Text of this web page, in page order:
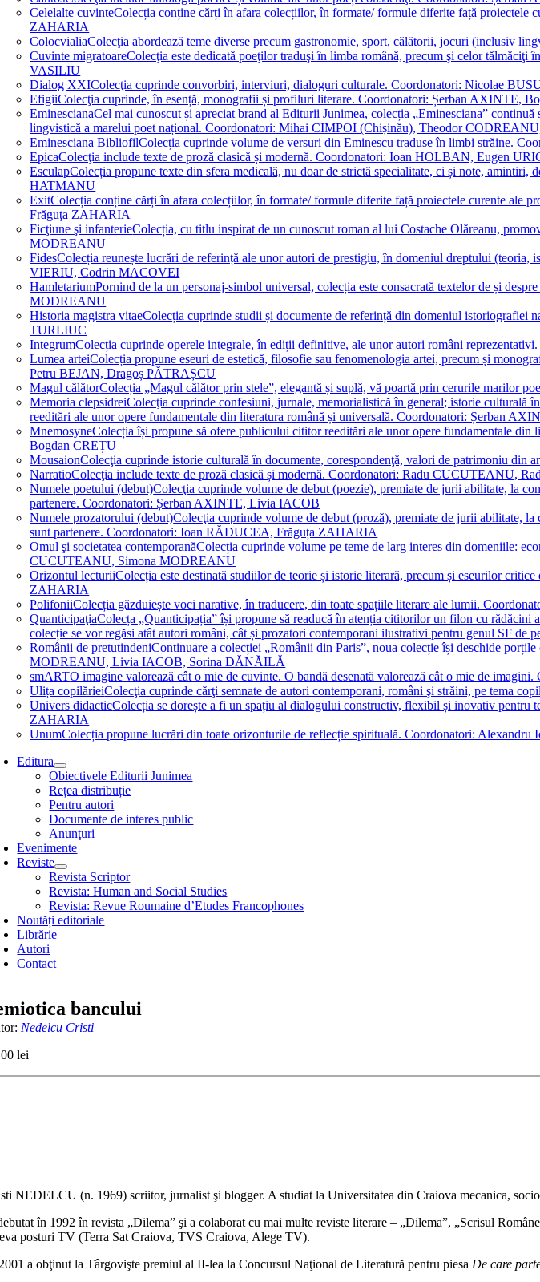
Celelalte cuvinteColecția conține cărți în afara colecțiilor, în formate/ formule diferite față
ZAHARIA
ColocvialiaColecţia abordează teme diverse precum gastronomie, sport, călătorii, jocuri (inclusiv
Cuvinte migratoareColecţia este dedicată poeţilor traduşi în limba română, precum şi celor
VASILIU
Dialog XXIColecţia cuprinde convorbiri, interviuri, dialoguri culturale. Coordonatori: Nicolae
EfigiiColecţia cuprinde, în esență, monografii și profiluri literare. Coordonatori: Șerban AXINTE,
EminescianaCel mai cunoscut și apreciat brand al Editurii Junimea, colecția „Eminesciana”
lingvistică a marelui poet național. Coordonatori: Mihai CIMPOI (Chișinău), Theodor
Eminesciana BibliofilColecția cuprinde volume de versuri din Eminescu traduse în limbi străine.
EpicaColecţia include texte de proză clasică și modernă. Coordonatori: Ioan HOLBAN, Eugen
EsculapColecția propune texte din sfera medicală, nu doar de strictă specialitate, ci și note,
HATMANU
ExitColecția conține cărți în afara colecțiilor, în formate/ formule diferite față proiectele curente
Frăguţa ZAHARIA
Ficţiune şi infanterieColecția, cu titlu inspirat de un cunoscut roman al lui Costache Olăreanu,
MODREANU
FidesColecția reunește lucrări de referință ale unor autori de prestigiu, în domeniul dreptului
VIERIU, Codrin MACOVEI
HamletariumPornind de la un personaj-simbol universal, colecția este consacrată textelor de și
MODREANU
Historia magistra vitaeColecția cuprinde studii și documente de referință din domeniul
TURLIUC
IntegrumColecția cuprinde operele integrale, în ediții definitive, ale unor autori români
Lumea arteiColecția propune eseuri de estetică, filosofie sau fenomenologia artei, precum și
Petru BEJAN, Dragoș PĂTRAȘCU
Magul călătorColecția „Magul călător prin stele”, elegantă și suplă, vă poartă prin cerurile marilor
Memoria clepsidreiColecţia cuprinde confesiuni, jurnale, memorialistică în general; istorie culturală
reeditări ale unor opere fundamentale din literatura română și universală. Coordonatori: Șerban
MnemosyneColecția își propune să ofere publicului cititor reeditări ale unor opere fundamentale
Bogdan CREȚU
MousaionColecţia cuprinde istorie culturală în documente, corespondenţă, valori de patrimoniu
NarratioColecţia include texte de proză clasică și modernă. Coordonatori: Radu CUCUTEANU,
Numele poetului (debut)Colecţia cuprinde volume de debut (poezie), premiate de jurii abilitate, la
partenere. Coordonatori: Șerban AXINTE, Livia IACOB
Numele prozatorului (debut)Colecţia cuprinde volume de debut (proză), premiate de jurii abilitate,
sunt partenere. Coordonatori: Ioan RĂDUCEA, Frăguța ZAHARIA
Omul şi societatea contemporanăColecția cuprinde volume pe teme de larg interes din domeniile:
CUCUTEANU, Simona MODREANU
Orizontul lecturiiColecția este destinată studiilor de teorie și istorie literară, precum și eseurilor
ZAHARIA
PolifoniiColecția găzduiește voci narative, în traducere, din toate spațiile literare ale lumii.
QuanticipaţiaColecța „Quanticipația” își propune să readucă în atenția cititorilor un filon cu
colecție se vor regăsi atât autori români, cât și prozatori contemporani ilustrativi pentru genul SF
Românii de pretutindeniContinuare a colecției „Românii din Paris”, noua colecție își deschide
MODREANU, Livia IACOB, Sorina DĂNĂILĂ
smARTO imagine valorează cât o mie de cuvinte. O bandă desenată valorează cât o mie de
Ulița copilărieiColecţia cuprinde cărţi semnate de autori contemporani, români şi străini, pe tema
Univers didacticColecția se dorește a fi un spațiu al dialogului constructiv, flexibil și inovativ
ZAHARIA
UnumColecția propune lucrări din toate orizonturile de reflecție spirituală. Coordonatori:
Editura
Obiectivele Editurii Junimea
Rețea distribuție
Pentru autori
Documente de interes public
Anunţuri
Evenimente
Reviste
Revista Scriptor
Revista: Human and Social Studies
Revista: Revue Roumaine d’Etudes Francophones
Noutăți editoriale
Librărie
Autori
Contact
bancului
Nedelcu Cristi
lei
NEDELCU (n. 1969) scriitor, jurnalist şi blogger. A studiat la Universitatea din Craiova mecanica,
în 1992 în revista „Dilema” şi a colaborat cu mai multe reviste literare – „Dilema”, „Scrisul
posturi TV (Terra Sat Craiova, TVS Craiova, Alege TV).
a obţinut la Târgovişte premiul al II-lea la Concursul Naţional de Literatură pentru piesa De care